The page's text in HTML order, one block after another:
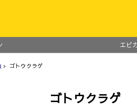
エビ
> ゴトウクラゲ
ゴトウクラゲ